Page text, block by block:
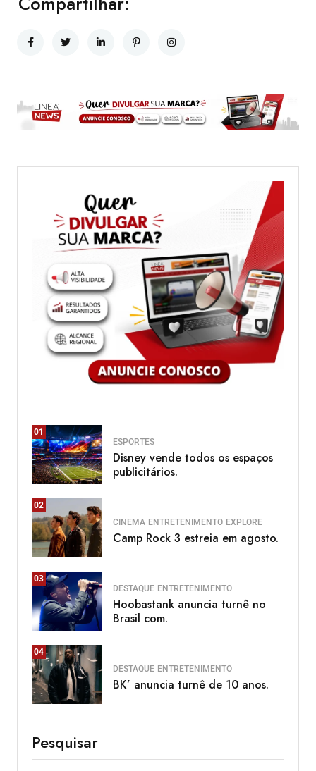
01
ESPORTES
Disney vende todos os espaços
publicitários.
02
CINEMA ENTRETENIMENTO EXPLORE
Camp Rock 3 estreia em agosto.
03
DESTAQUE ENTRETENIMENTO
Hoobastank anuncia turnê no
Brasil com.
04
DESTAQUE ENTRETENIMENTO
BK’ anuncia turnê de 10 anos.
Pesquisar